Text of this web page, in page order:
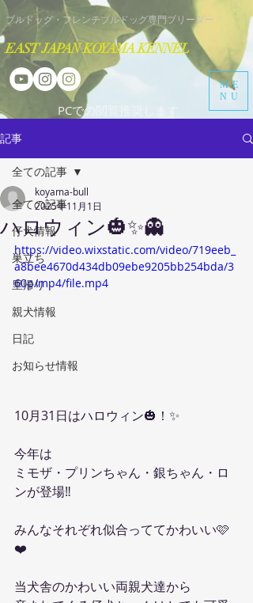
EAST JAPAN KOYAMA KENNEL
​PCでの閲覧推奨します
​ブルドッグ・フレンチブルドッグ専門ブリーダー
ME
NU
記事
全ての記事
仔犬情報
巣立ち
里帰り
親犬情報
日記
お知らせ情報
全ての記事
ハロウィン🎃✨️👻
koyama-bull
2025年11月1日
https://video.wixstatic.com/video/719eeb_
a8bee4670d434db09ebe9205bb254bda/3
60p/mp4/file.mp4
10月31日はハロウィン🎃！✨️
今年は
ミモザ・プリンちゃん・銀ちゃん・ロ
ンが登場‼️
みんなそれぞれ似合っててかわいい🩷
❤️
当犬舎のかわいい両親犬達から